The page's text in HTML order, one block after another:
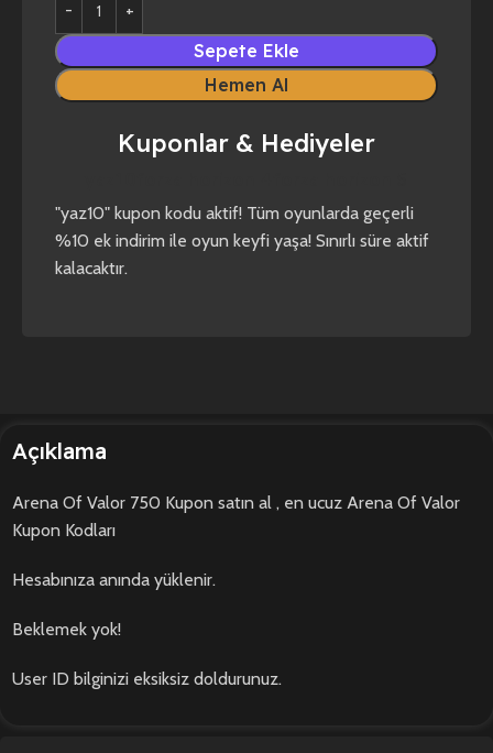
Sepete Ekle
Hemen Al
Kuponlar & Hediyeler
"yaz10" kupon kodu aktif! Tüm oyunlarda geçerli
%10 ek indirim ile oyun keyfi yaşa! Sınırlı süre aktif
kalacaktır.
Açıklama
Arena Of Valor 750 Kupon satın al , en ucuz Arena Of Valor
Kupon Kodları
Hesabınıza anında yüklenir.
Beklemek yok!
User ID bilginizi eksiksiz doldurunuz.